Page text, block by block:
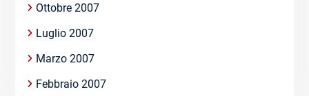
Ottobre 2007
Luglio 2007
Marzo 2007
Febbraio 2007